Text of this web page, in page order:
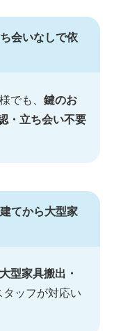
会いなしで依
でも、 鍵のお
・立ち会い不要
てから大型家
型家具搬出・
タッフが対応い